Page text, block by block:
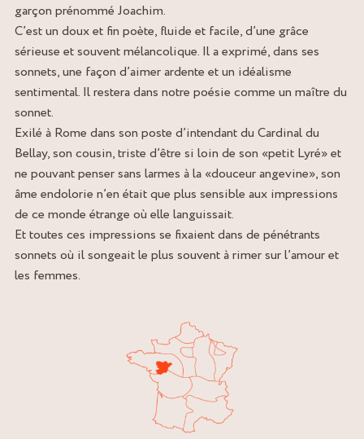
garçon prénommé Joachim.
C’est un doux et fin poète, fluide et facile, d’une grâce
sérieuse et souvent mélancolique. Il a exprimé, dans ses
sonnets, une façon d’aimer ardente et un idéalisme
sentimental. Il restera dans notre poésie comme un maître du
sonnet.
Exilé à Rome dans son poste d’intendant du Cardinal du
Bellay, son cousin, triste d’être si loin de son «petit Lyré» et
ne pouvant penser sans larmes à la «douceur angevine», son
âme endolorie n’en était que plus sensible aux impressions
de ce monde étrange où elle languissait.
Et toutes ces impressions se fixaient dans de pénétrants
sonnets où il songeait le plus souvent à rimer sur l’amour et
les femmes.